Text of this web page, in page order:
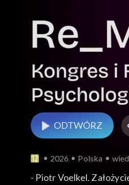
ODTWÓRZ
2026 Polska
- Piotr Voelkel.